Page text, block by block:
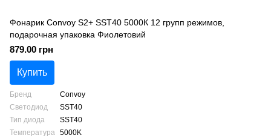
Фонарик Convoy S2+ SST40 5000К 12 групп режимов,
подарочная упаковка Фиолетовий
879.00 грн
Купить
Бренд
Convoy
Светодиод
SST40
Тип диода
SST40
Температура 5000K